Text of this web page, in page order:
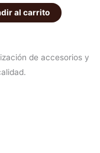
al carrito
de accesorios y